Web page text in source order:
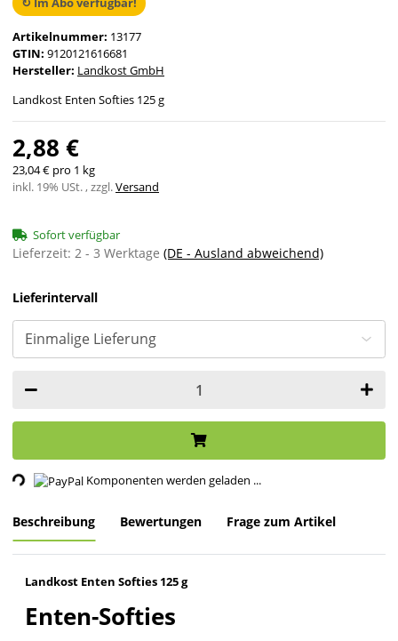
Artikelnummer: 13177
GTIN: 9120121616681
Hersteller: Landkost GmbH
Landkost Enten Softies 125 g
2,88 €
23,04 € pro 1 kg
inkl. 19% USt. , zzgl.Versand
Sofort verfügbar
Lieferzeit: 2 - 3 Werktage (DE - Ausland abweichend)
Lieferintervall
Komponenten werden geladen ...
Beschreibung Bewertungen Frage zum Artikel
Landkost Enten Softies 125 g
Enten-Softies